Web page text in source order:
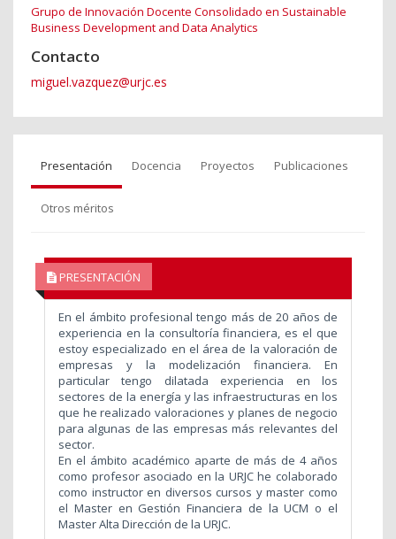
Grupo de Innovación Docente Consolidado en Sustainable
Business Development and Data Analytics
Contacto
miguel.vazquez@urjc.es
Presentación Docencia Proyectos Publicaciones
Otros méritos
PRESENTACIÓN
En el ámbito profesional tengo más de 20 años de
experiencia en la consultoría financiera, es el que
estoy especializado en el área de la valoración de
empresas y la modelización financiera. En
particular tengo dilatada experiencia en los
sectores de la energía y las infraestructuras en los
que he realizado valoraciones y planes de negocio
para algunas de las empresas más relevantes del
sector.
En el ámbito académico aparte de más de 4 años
como profesor asociado en la URJC he colaborado
como instructor en diversos cursos y master como
el Master en Gestión Financiera de la UCM o el
Master Alta Dirección de la URJC.